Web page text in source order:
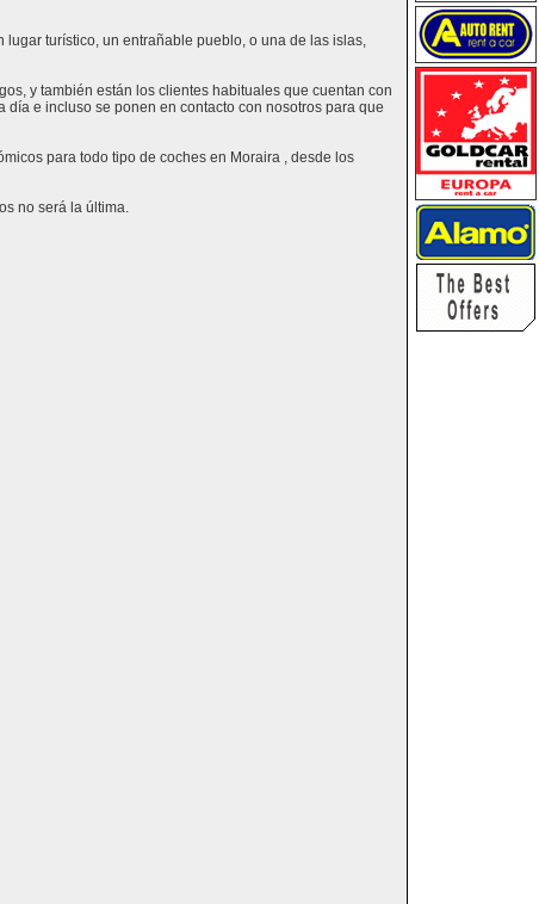
turístico, un entrañable pueblo, o una de las islas,
y también están los clientes habituales que cuentan con
e incluso se ponen en contacto con nosotros para que
para todo tipo de coches en Moraira , desde los
no será la última.